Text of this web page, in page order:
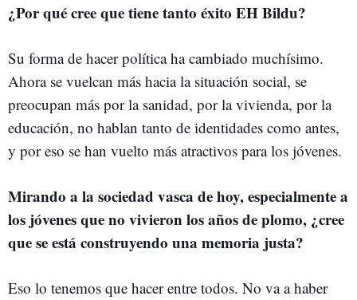
¿Por qué cree que tiene tanto éxito EH Bildu?
Su forma de hacer política ha cambiado muchísimo.
Ahora se vuelcan más hacia la situación social, se
preocupan más por la sanidad, por la vivienda, por la
educación, no hablan tanto de identidades como antes,
y por eso se han vuelto más atractivos para los jóvenes.
Mirando a la sociedad vasca de hoy, especialmente a
los jóvenes que no vivieron los años de plomo, ¿cree
que se está construyendo una memoria justa?
Eso lo tenemos que hacer entre todos. No va a haber